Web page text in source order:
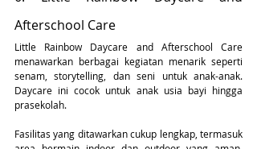
Afterschool Care
Little Rainbow Daycare and Afterschool Care
menawarkan berbagai kegiatan menarik seperti
senam, storytelling, dan seni untuk anak-anak.
Daycare ini cocok untuk anak usia bayi hingga
prasekolah.
Fasilitas yang ditawarkan cukup lengkap, termasuk